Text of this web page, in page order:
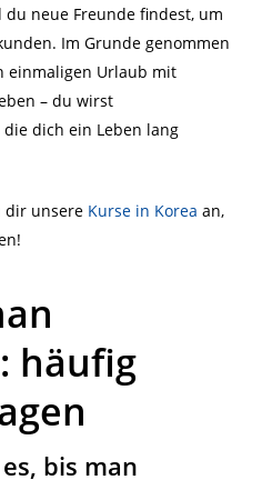
neue Freunde findest, um
Im Grunde genommen
einmaligen Urlaub mit
– du wirst
dich ein Leben lang
dir unsere Kurse in Korea an,
!
häufig
bis man